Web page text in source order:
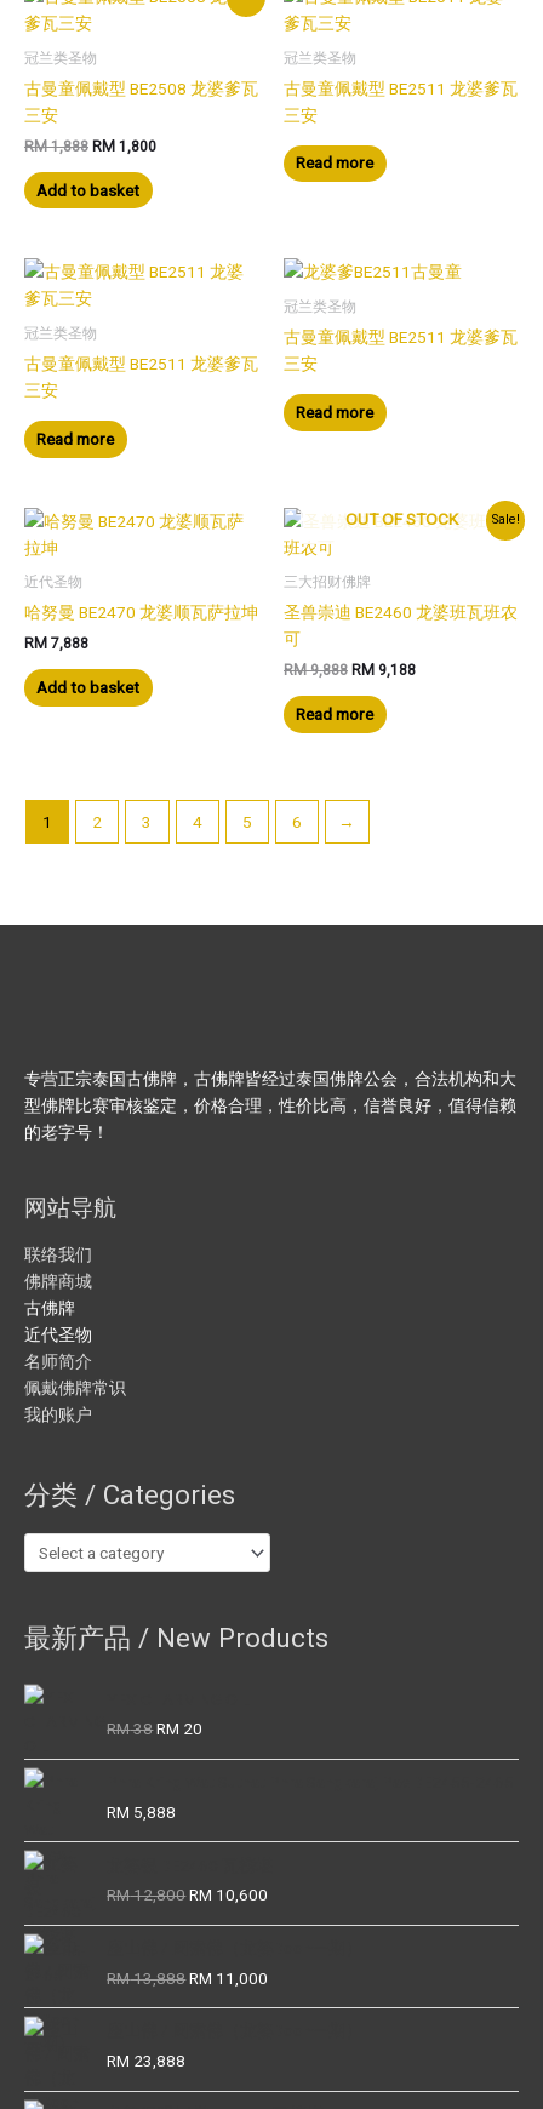
冠兰类圣物
古曼童佩戴型 BE2508 龙婆爹瓦
三安
RM1,888 Original
was:
RM 1,888.
RM 1,800Current
Add to basket
冠兰类圣物
古曼童佩戴型 BE2511 龙婆爹瓦
三安
Read more
冠兰类圣物
古曼童佩戴型 BE2511 龙婆爹瓦
三安
Read more
冠兰类圣物
古曼童佩戴型 BE2511 龙婆爹瓦
三安
Read more
近代圣物
哈努曼 BE2470 龙婆顺瓦萨拉坤
RM 7,888
Add to basket
Sale!
OUT OF STOCK
三大招财佛牌
圣兽崇迪 BE2460 龙婆班瓦班农
可
RM9,888 Original
was:
RM 9,888.
RM 9,188Current
Read more
1 2 3 4 5 6 →
专营正宗泰国古佛牌，古佛牌皆经过泰国佛牌公会，合法机构和大
型佛牌比赛审核鉴定，价格合理，性价比高，信誉良好，值得信赖
的老字号！
网站导航
联络我们
佛牌商城
古佛牌
近代圣物
名师简介
佩戴佛牌常识
我的账户
分类 / Categories
最新产品 / New Products
RM38Original
RM 20
RM 5,888
RM12,800Original
RM 10,600
RM13,888Original
RM 11,000
RM 23,888